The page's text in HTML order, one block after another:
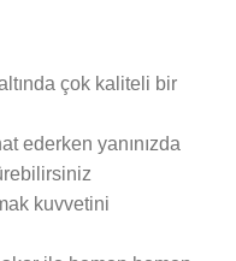
çok kaliteli bir
ederken yanınızda
kuvvetini